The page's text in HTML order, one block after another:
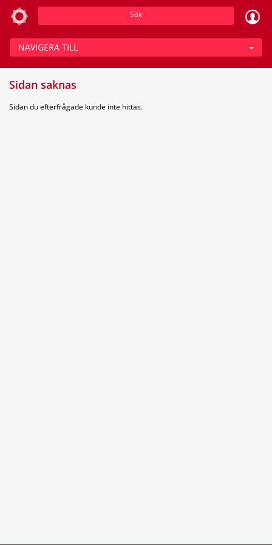
Sök
NAVIGERA TILL
Sidan saknas
Sidan du efterfrågade kunde inte hittas.